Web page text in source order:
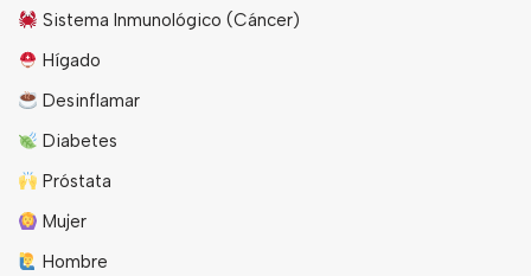
Sistema Inmunológico (Cáncer)
Hígado
Desinflamar
Diabetes
Próstata
Mujer
Hombre